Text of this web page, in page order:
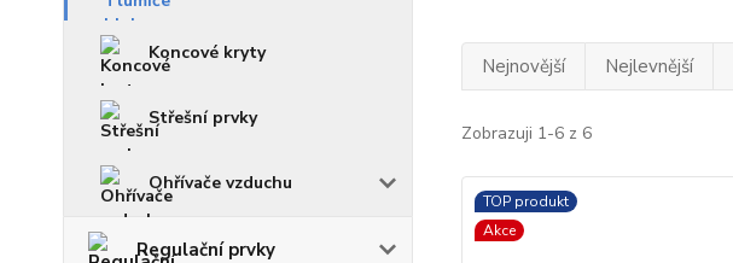
Koncové kryty
Střešní prvky
Ohřívače vzduchu
Regulační prvky
Nejnovější Nejlevnější
Zobrazuji 1-6 z 6
TOP produkt
Akce